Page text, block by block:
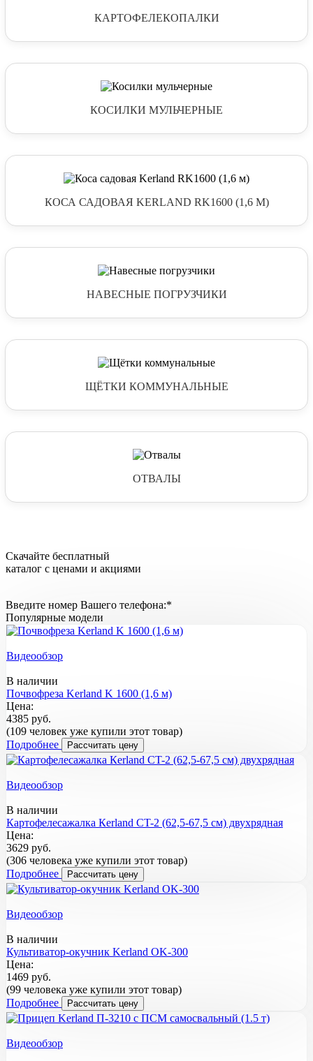
КАРТОФЕЛЕКОПАЛКИ
КОСИЛКИ МУЛЬЧЕРНЫЕ
КОСА САДОВАЯ KERLAND RK1600 (1,6 М)
НАВЕСНЫЕ ПОГРУЗЧИКИ
ЩЁТКИ КОММУНАЛЬНЫЕ
ОТВАЛЫ
Скачайте бесплатный
каталог с ценами и акциями
Введите номер Вашего телефона:*
Популярные модели
Видеообзор
В наличии
Почвофреза Kerland K 1600 (1,6 м)
Цена:
4385 руб.
(109 человек уже купили этот товар)
Подробнее
Рассчитать цену
Видеообзор
В наличии
Картофелесажалка Кerland CT-2 (62,5-67,5 см) двухрядная
Цена:
3629 руб.
(306 человека уже купили этот товар)
Подробнее
Рассчитать цену
Видеообзор
В наличии
Культиватор-окучник Kerland OK-300
Цена:
1469 руб.
(99 человека уже купили этот товар)
Подробнее
Рассчитать цену
Видеообзор